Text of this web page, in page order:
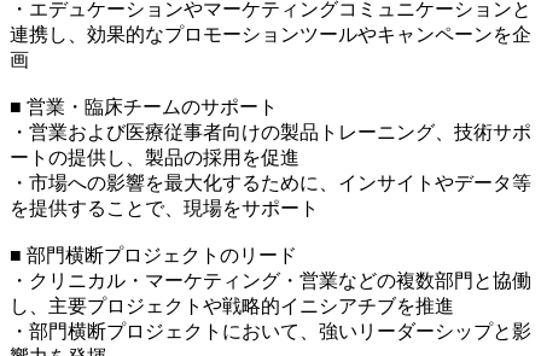
・エデュケーションやマーケティングコミュニケーションと
連携し、効果的なプロモーションツールやキャンペーンを企
画
■ 営業・臨床チームのサポート
・営業および医療従事者向けの製品トレーニング、技術サポ
ートの提供し、製品の採用を促進
・市場への影響を最大化するために、インサイトやデータ等
を提供することで、現場をサポート
■ 部門横断プロジェクトのリード
・クリニカル・マーケティング・営業などの複数部門と協働
し、主要プロジェクトや戦略的イニシアチブを推進
・部門横断プロジェクトにおいて、強いリーダーシップと影